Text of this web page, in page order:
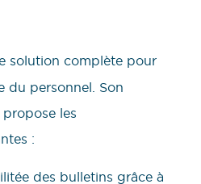
solution complète pour
du personnel. Son
les
:
des bulletins grâce à